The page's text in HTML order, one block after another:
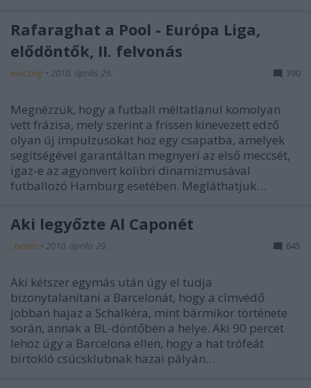
Rafaraghat a Pool - Európa Liga,
elődöntők, II. felvonás
mocsing • 2010. április 29. 390
Megnézzük, hogy a futball méltatlanul komolyan
vett frázisa, mely szerint a frissen kinevezett edző
olyan új impulzusokat hoz egy csapatba, amelyek
segítségével garantáltan megnyeri az első meccsét,
igaz-e az agyonvert kolibri dinamizmusával
futballozó Hamburg esetében. Megláthatjuk…
Aki legyőzte Al Caponét
_benito • 2010. április 29. 645
Aki kétszer egymás után úgy el tudja
bizonytalanítani a Barcelonát, hogy a címvédő
jobban hajaz a Schalkéra, mint bármikor története
során, annak a BL-döntőben a helye. Aki 90 percet
lehoz úgy a Barcelona ellen, hogy a hat trófeát
birtokló csúcsklubnak hazai pályán…